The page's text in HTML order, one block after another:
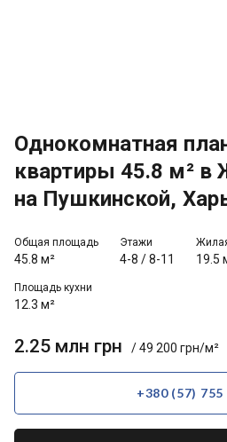
Однокомнатная
квартиры 45.8 м²
на Пушкинской,
Общая площадь
45.8 м²
Этажи
4-8 /8-11 19.5
Площадь кухни
12.3 м²
2.25 млн грн / 49 200 грн/м²
+380 (57) 755